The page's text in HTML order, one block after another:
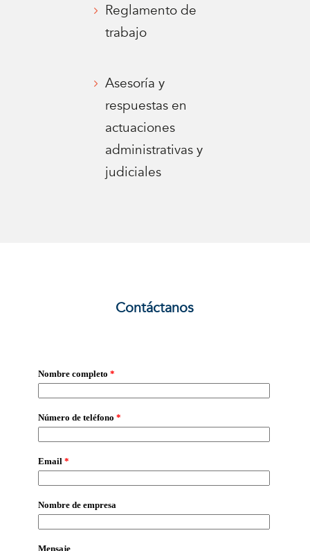
Reglamento de
trabajo
Asesoría y
respuestas en
actuaciones
administrativas y
judiciales
Contáctanos